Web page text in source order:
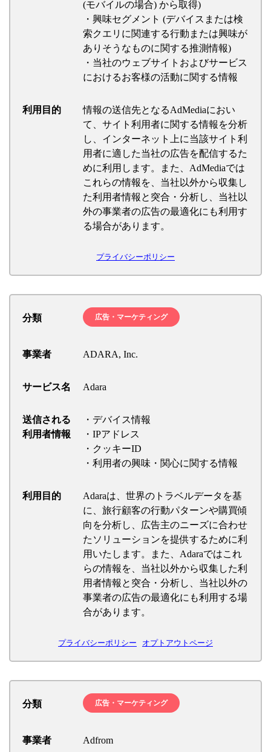
(モバイルの場合) から取得)
・興味セグメント (デバイスまたは検
索クエリに関連する行動または興味が
ありそうなものに関する推測情報)
・当社のウェブサイトおよびサービス
におけるお客様の活動に関する情報
利用目的
情報の送信先となるAdMediaにおい
て、サイト利用者に関する情報を分析
し、インターネット上に当該サイト利
用者に適した当社の広告を配信するた
めに利用します。また、AdMediaでは
これらの情報を、当社以外から収集し
た利用者情報と突合・分析し、当社以
外の事業者の広告の最適化にも利用す
る場合があります。
プライバシーポリシー
分類 広告・マーケティング
事業者 ADARA, Inc.
サービス名 Adara
送信される
利用者情報
・デバイス情報
・IPアドレス
・クッキーID
・利用者の興味・関心に関する情報
利用目的
Adaraは、世界のトラベルデータを基
に、旅行顧客の行動パターンや購買傾
向を分析し、広告主のニーズに合わせ
たソリューションを提供するために利
用いたします。また、Adaraではこれ
らの情報を、当社以外から収集した利
用者情報と突合・分析し、当社以外の
事業者の広告の最適化にも利用する場
合があります。
プライバシーポリシー オプトアウトページ
分類 広告・マーケティング
事業者 Adfrom